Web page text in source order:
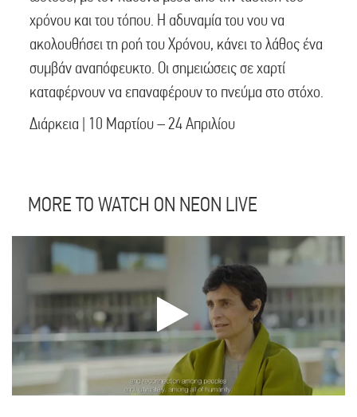
χρόνου και του τόπου. Η αδυναμία του νου να
ακολουθήσει τη ροή του Χρόνου, κάνει το λάθος ένα
συμβάν αναπόφευκτο. Οι σημειώσεις σε χαρτί
καταφέρνουν να επαναφέρουν το πνεύμα στο στόχο.
Διάρκεια | 10 Μαρτίου – 24 Απριλίου
MORE TO WATCH ON NEON LIVE